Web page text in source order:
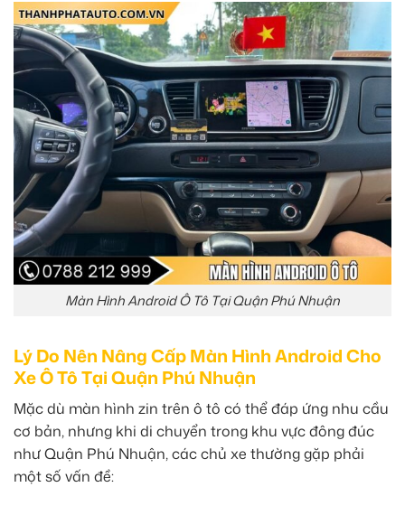
Màn Hình Android Ô Tô Tại Quận Phú Nhuận
Lý Do Nên Nâng Cấp Màn Hình Android Cho
Xe Ô Tô Tại Quận Phú Nhuận
Mặc dù màn hình zin trên ô tô có thể đáp ứng nhu cầu
cơ bản, nhưng khi di chuyển trong khu vực đông đúc
như Quận Phú Nhuận, các chủ xe thường gặp phải
một số vấn đề: